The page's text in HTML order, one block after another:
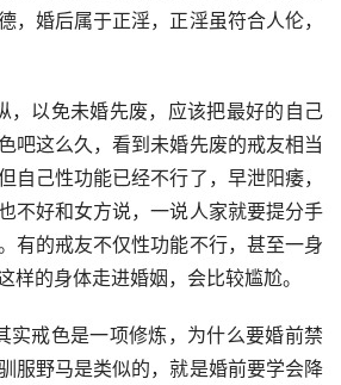
，婚后属于正淫，正淫虽符合人伦，
，以免未婚先废，应该把最好的自己
吧这么久，看到未婚先废的戒友相当
自己性功能已经不行了，早泄阳痿，
不好和女方说，一说人家就要提分手
有的戒友不仅性功能不行，甚至一身
样的身体走进婚姻，会比较尴尬。
实戒色是一项修炼，为什么要婚前禁
服野马是类似的，就是婚前要学会降